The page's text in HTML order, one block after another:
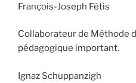
François-Joseph Fétis
Collaborateur de Méthode
pédagogique important.
Ignaz Schuppanzigh